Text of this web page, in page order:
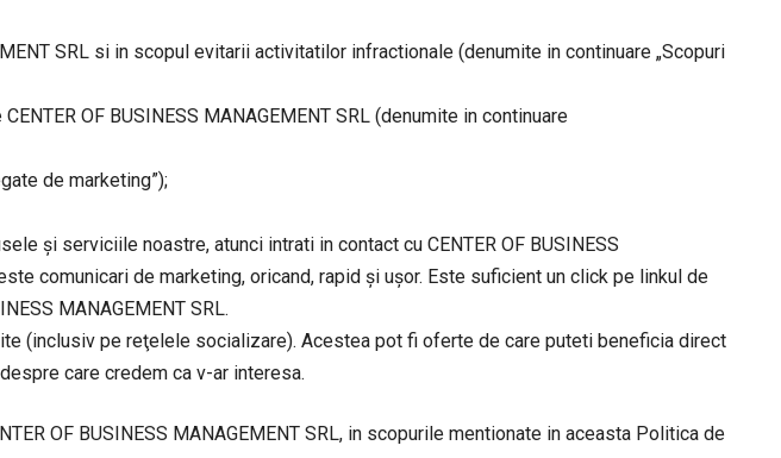
SRL si in scopul evitarii activitatilor infractionale (denumite in continuare „Scopuri
OF BUSINESS MANAGEMENT SRL (denumite in continuare
de marketing”);
şi serviciile noastre, atunci intrati in contact cu CENTER OF BUSINESS
comunicari de marketing, oricand, rapid şi uşor. Este suficient un click pe linkul de
MANAGEMENT SRL.
(inclusiv pe reţelele socializare). Acestea pot fi oferte de care puteti beneficia direct
care credem ca v-ar interesa.
OF BUSINESS MANAGEMENT SRL, in scopurile mentionate in aceasta Politica de